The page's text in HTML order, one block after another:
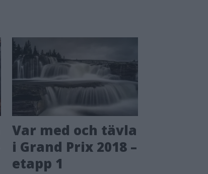
Var med och tävla
i Grand Prix 2018 –
etapp 1